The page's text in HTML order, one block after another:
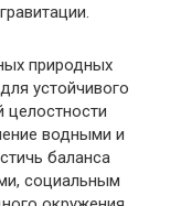
природных
устойчивого
целостности
водными и
баланса
социальным